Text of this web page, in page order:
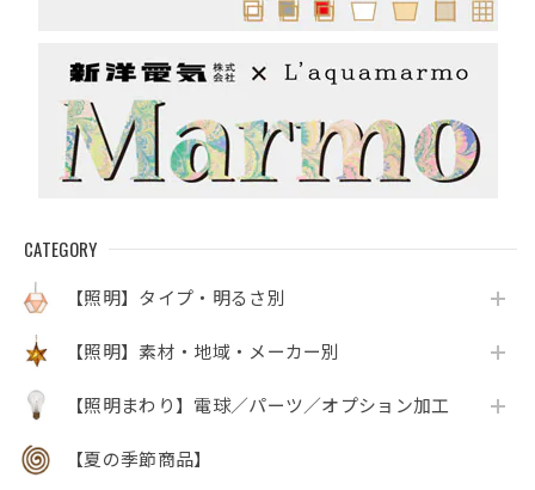
CATEGORY
【照明】タイプ・明るさ別
【照明】素材・地域・メーカー別
【照明まわり】電球／パーツ／オプション加工
【夏の季節商品】